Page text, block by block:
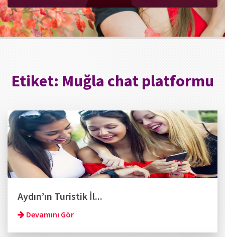
Etiket: Muğla chat platformu
Aydın’ın Turistik İl...
Devamını Gör